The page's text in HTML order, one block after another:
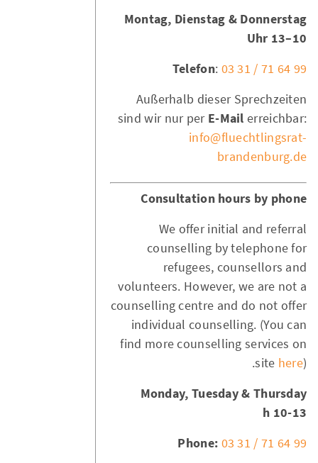
Montag, Dienstag & Donnerstag
10–13 Uhr
Telefon: 03 31 / 71 64 99
Außerhalb dieser Sprechzeiten
sind wir nur per E-Mail erreichbar:
info@fluechtlingsrat-
brandenburg.de
Consultation hours by phone
We offer initial and referral
counselling by telephone for
refugees, counsellors and
volunteers. However, we are not a
counselling centre and do not offer
individual counselling. (You can
find more counselling services on
site here).
Monday, Tuesday & Thursday
10-13 h
Phone: 03 31 / 71 64 99